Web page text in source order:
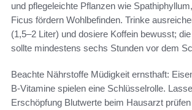
und pflegeleichte Pflanzen wie
Ficus fördern Wohlbefinden. Trinke
(1,5–2 Liter) und dosiere Koffein bewusst;
sollte mindestens sechs Stunden vor dem
Beachte Nährstoffe Müdigkeit ernsthaft:
B‑Vitamine spielen eine Schlüsselrolle.
Erschöpfung Blutwerte beim Hausarzt